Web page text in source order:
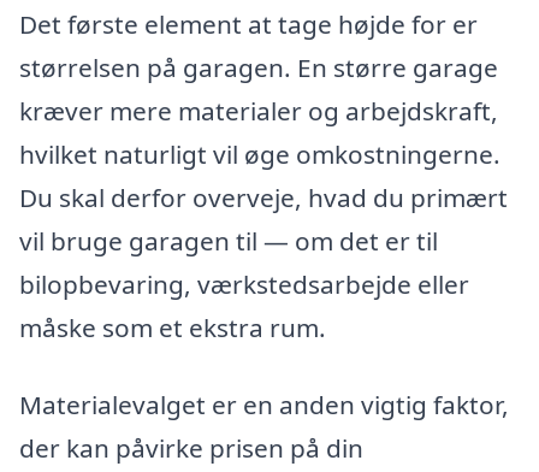
Det første element at tage højde for er
størrelsen på garagen. En større garage
kræver mere materialer og arbejdskraft,
hvilket naturligt vil øge omkostningerne.
Du skal derfor overveje, hvad du primært
vil bruge garagen til — om det er til
bilopbevaring, værkstedsarbejde eller
måske som et ekstra rum.
Materialevalget er en anden vigtig faktor,
der kan påvirke prisen på din